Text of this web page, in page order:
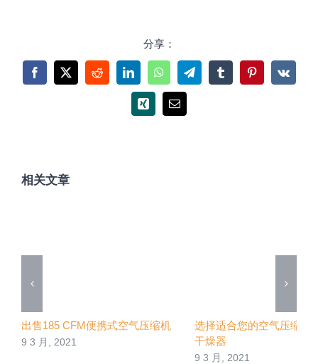
分享：
Facebook
X RedditLinkedInWhatsAppTelegramTumblrPinterest
Vk
Xing
电
邮
相关文章
出售185 CFM便携式空气压缩机
9 3 月, 2021
选择适合您的空气压缩机
干燥器
9 3 月, 2021